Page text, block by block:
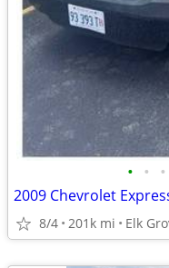
• • •
2009 Chevrolet
8/4 201k mi Elk